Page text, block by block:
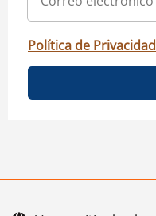
Política de Privacidad